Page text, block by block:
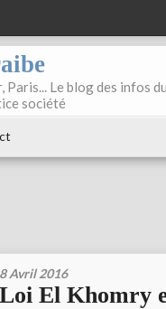
Paris... Le blog des infos
société
8 Avril 2016
Loi El Khomry